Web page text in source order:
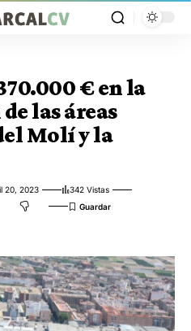
€ en la
las áreas
Molí y la
20, 2023
342 Vistas